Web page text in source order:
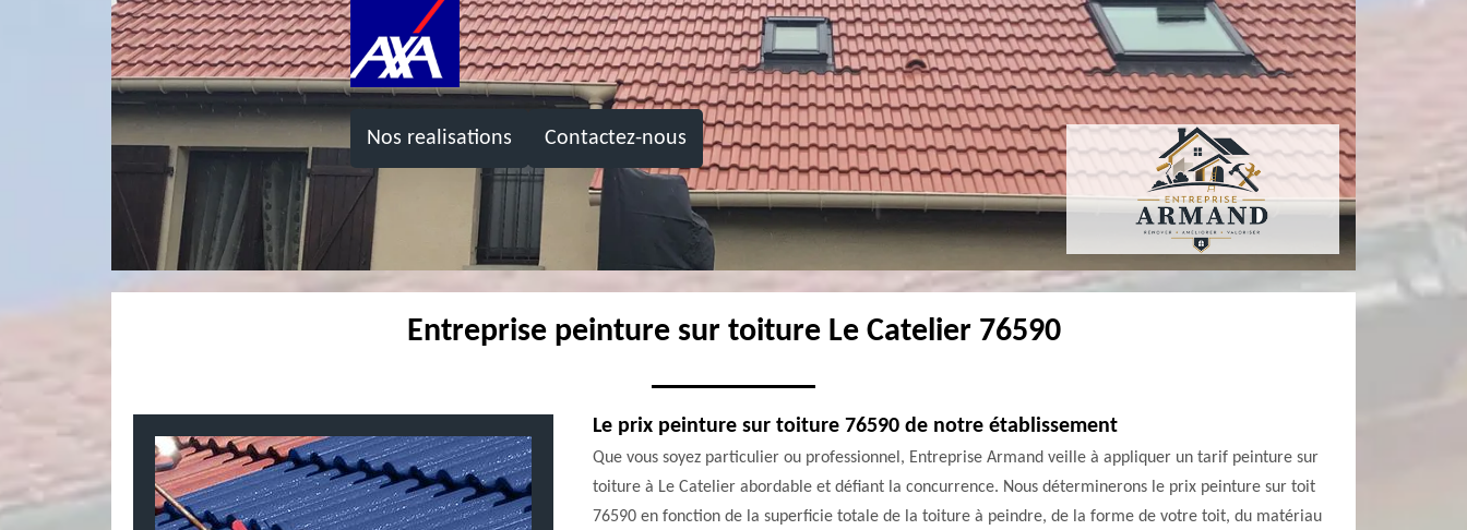
Nos realisations Contactez-nous
Entreprise peinture sur toiture Le Catelier 76590
Le prix peinture sur toiture 76590 de notre établissement
Que vous soyez particulier ou professionnel, Entreprise Armand veille à appliquer un tarif peinture sur
toiture à Le Catelier abordable et défiant la concurrence. Nous déterminerons le prix peinture sur toit
76590 en fonction de la superficie totale de la toiture à peindre, de la forme de votre toit, du matériau